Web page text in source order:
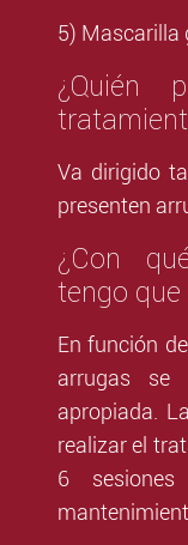
5) Mascarilla
¿Quién
Va dirigido
presenten
¿Con
tengo que
En función
arrugas se
apropiada.
realizar el
6